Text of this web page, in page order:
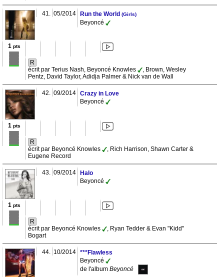
41. 05/2014 Run the World (Girls)
Beyoncé
1pts
R
écrit par Terius Nash, Beyoncé Knowles
, Brown, Wesley
Pentz, David Taylor, Adidja Palmer & Nick van de Wall
42. 09/2014 Crazy in Love
Beyoncé
1pts
R
écrit par Beyoncé Knowles
, Rich Harrison, Shawn Carter &
Eugene Record
43. 09/2014
Halo
Beyoncé
1pts
R
écrit par Beyoncé Knowles
, Ryan Tedder & Evan "Kidd"
Bogart
44. 10/2014 ***Flawless
Beyoncé
de l'album Beyoncé